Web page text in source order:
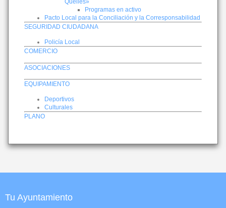
Queiles»
Programas en activo
Pacto Local para la Conciliación y la Corresponsabilidad
SEGURIDAD CIUDADANA
Policía Local
COMERCIO
ASOCIACIONES
EQUIPAMIENTO
Deportivos
Culturales
PLANO
Tu Ayuntamiento